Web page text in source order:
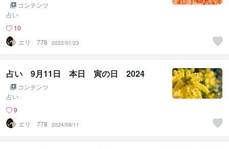
コンテンツ
占い
10
エリ 778
2022/01/23
占い 9月11日 本日 寅の日 2024
コンテンツ
占い
9
エリ 778
2024/09/11